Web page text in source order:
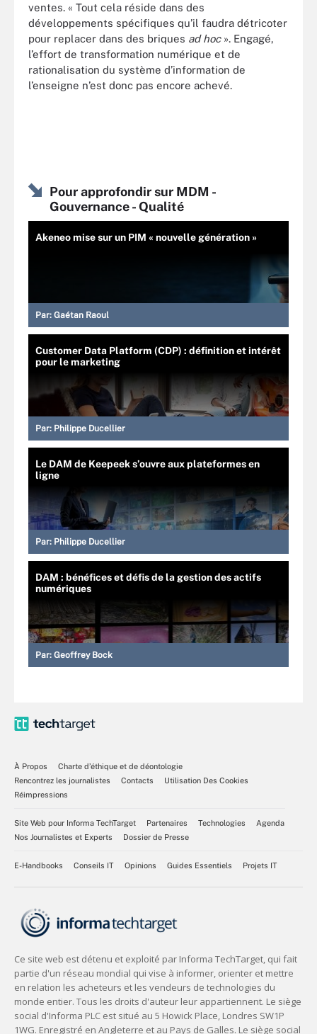
ventes. « Tout cela réside dans des
développements spécifiques qu’il faudra détricoter
pour replacer dans des briques ad hoc». Engagé,
l’effort de transformation numérique et de
rationalisation du système d’information de
l’enseigne n’est donc pas encore achevé.
Pour approfondir sur MDM -
Gouvernance - Qualité
Akeneo mise sur un PIM « nouvelle génération »
Par: Gaétan Raoul
Customer Data Platform (CDP) : définition et intérêt
pour le marketing
Par: Philippe Ducellier
Le DAM de Keepeek s’ouvre aux plateformes en
ligne
Par: Philippe Ducellier
DAM : bénéfices et défis de la gestion des actifs
numériques
Par: Geoffrey Bock
À Propos
Charte d’éthique et de déontologie
Rencontrez les journalistes
Contacts
Utilisation Des Cookies
Réimpressions
Site Web pour Informa TechTarget Partenaires Technologies
Agenda
Nos Journalistes et Experts
Dossier de Presse
E-Handbooks Conseils IT Opinions Guides Essentiels Projets IT